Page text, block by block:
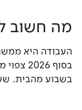
מה חשוב
העבודה היא
בסוף
בשבוע מהבית.